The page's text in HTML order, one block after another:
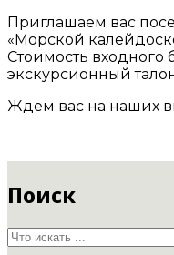
Приглашаем вас
«Морской
Стоимость входного
экскурсионный
Ждем вас на наших
Поиск